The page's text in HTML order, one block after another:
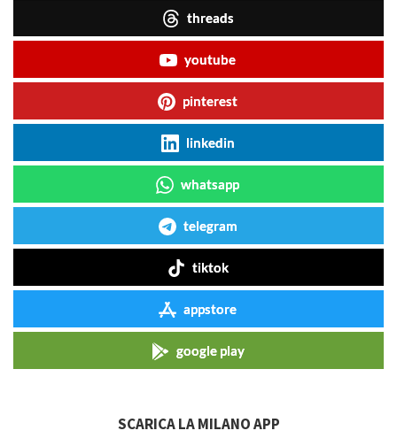
threads
youtube
pinterest
linkedin
whatsapp
telegram
tiktok
appstore
google play
SCARICA LA MILANO APP